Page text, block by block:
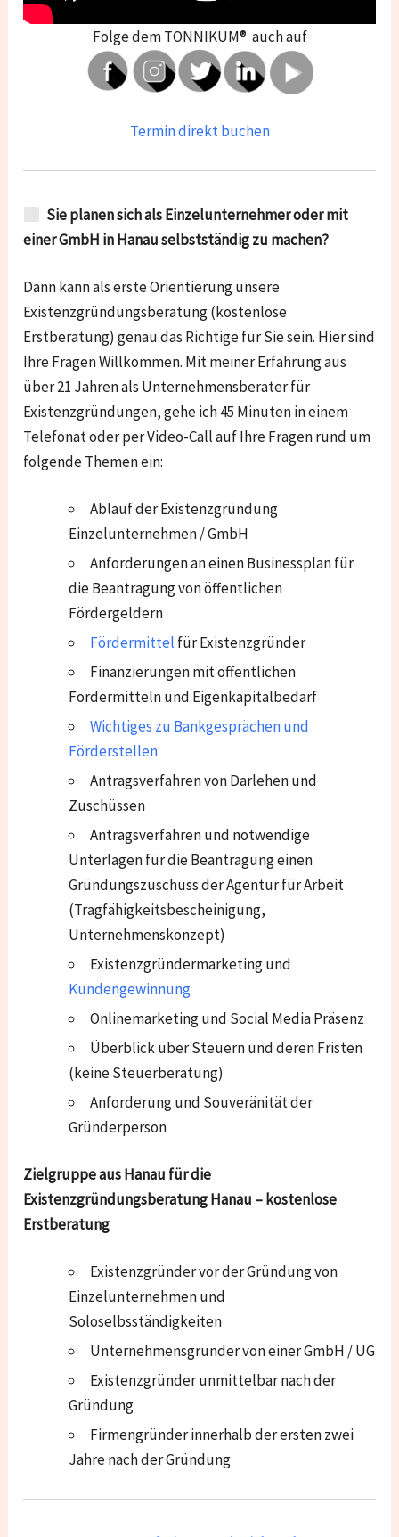
Folge dem TONNIKUM® auch auf
Termin direkt buchen
Sie planen sich als Einzelunternehmer oder mit
einer GmbH in Hanau selbstständig zu machen?
Dann kann als erste Orientierung unsere
Existenzgründungsberatung (kostenlose
Erstberatung) genau das Richtige für Sie sein. Hier sind
Ihre Fragen Willkommen. Mit meiner Erfahrung aus
über 21 Jahren als Unternehmensberater für
Existenzgründungen, gehe ich 45 Minuten in einem
Telefonat oder per Video-Call auf Ihre Fragen rund um
folgende Themen ein:
Ablauf der Existenzgründung
Einzelunternehmen / GmbH
Anforderungen an einen Businessplan für
die Beantragung von öffentlichen
Fördergeldern
Fördermittel für Existenzgründer
Finanzierungen mit öffentlichen
Fördermitteln und Eigenkapitalbedarf
Wichtiges zu Bankgesprächen und
Förderstellen
Antragsverfahren von Darlehen und
Zuschüssen
Antragsverfahren und notwendige
Unterlagen für die Beantragung einen
Gründungszuschuss der Agentur für Arbeit
(Tragfähigkeitsbescheinigung,
Unternehmenskonzept)
Existenzgründermarketing und
Kundengewinnung
Onlinemarketing und Social Media Präsenz
Überblick über Steuern und deren Fristen
(keine Steuerberatung)
Anforderung und Souveränität der
Gründerperson
Zielgruppe aus Hanau für die
Existenzgründungsberatung Hanau – kostenlose
Erstberatung
Existenzgründer vor der Gründung von
Einzelunternehmen und
Soloselbsständigkeiten
Unternehmensgründer von einer GmbH / UG
Existenzgründer unmittelbar nach der
Gründung
Firmengründer innerhalb der ersten zwei
Jahre nach der Gründung